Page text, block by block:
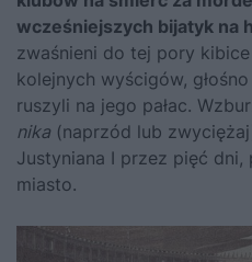
wcześniejszych bijatyk na
zwaśnieni do tej pory
kolejnych wyścigów,
ruszyli na jego pałac.
nika (naprzód lub
Justyniana I przez pięć dni,
miasto.